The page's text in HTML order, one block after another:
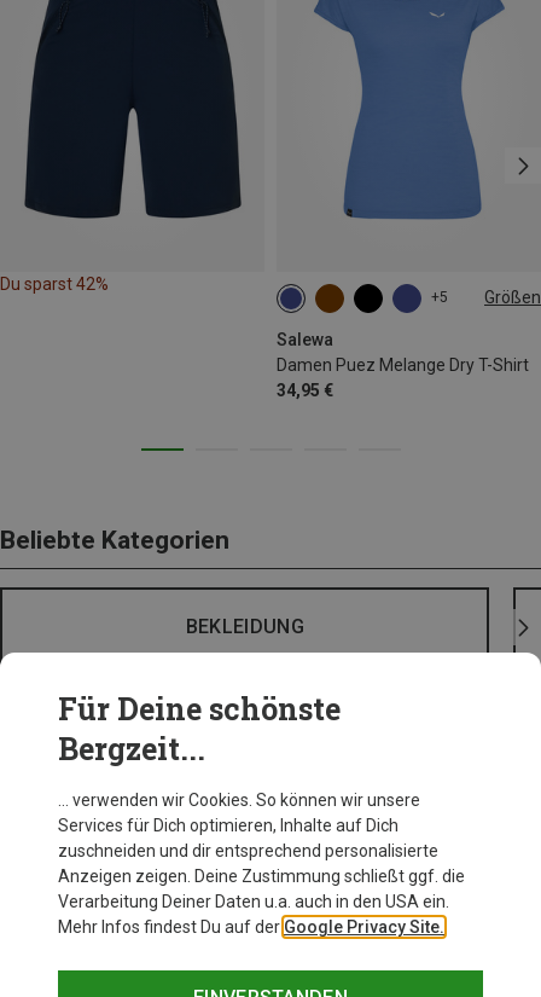
Du sparst 42%
+5 Größen
Salewa
Damen Puez Melange Dry T-Shirt
34,95 €
XS S M
Beliebte Kategorien
BEKLEIDUNG
Für Deine schönste
Bergzeit...
… verwenden wir Cookies. So können wir unsere
Services für Dich optimieren, Inhalte auf Dich
zuschneiden und dir entsprechend personalisierte
Anzeigen zeigen. Deine Zustimmung schließt ggf. die
Verarbeitung Deiner Daten u.a. auch in den USA ein.
Mehr Infos findest Du auf der Google Privacy Site.